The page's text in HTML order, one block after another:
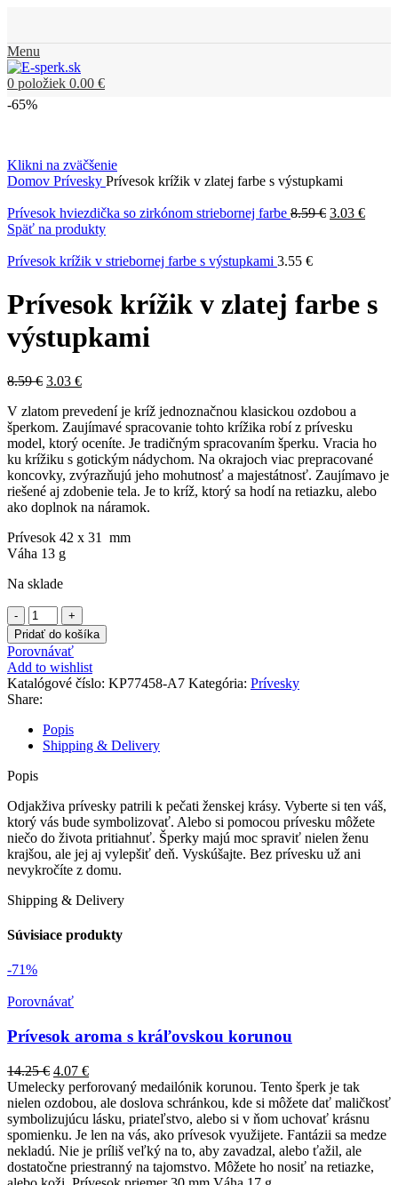
Menu
0 položiek 0.00 €
-65%
Klikni na zväčšenie
Domov Prívesky Prívesok krížik v zlatej farbe s výstupkami
Prívesok hviezdička so zirkónom striebornej farbe 8.59€ 3.03 €
Späť na produkty
Prívesok krížik v striebornej farbe s výstupkami 3.55 €
Prívesok krížik v zlatej farbe s
výstupkami
8.59€ 3.03 €
V zlatom prevedení je kríž jednoznačnou klasickou ozdobou a
šperkom. Zaujímavé spracovanie tohto krížika robí z prívesku
model, ktorý oceníte. Je tradičným spracovaním šperku. Vracia ho
ku krížiku s gotickým nádychom. Na okrajoch viac prepracované
koncovky, zvýrazňujú jeho mohutnosť a majestátnosť. Zaujímavo je
riešené aj zdobenie tela. Je to kríž, ktorý sa hodí na retiazku, alebo
ako doplnok na náramok.
Prívesok 42 x 31 mm
Váha 13 g
Na sklade
množstvo
Prívesok
krížik
v
zlatej
farbe
s
výstupkami
Pridať do košíka
Porovnávať
Add to wishlist
Katalógové číslo: KP77458-A7 Kategória: Prívesky
Share:
Popis
Shipping & Delivery
Popis
Odjakživa prívesky patrili k pečati ženskej krásy. Vyberte si ten váš,
ktorý vás bude symbolizovať. Alebo si pomocou prívesku môžete
niečo do života pritiahnuť. Šperky majú moc spraviť nielen ženu
krajšou, ale jej aj vylepšiť deň. Vyskúšajte. Bez prívesku už ani
nevykročíte z domu.
Shipping & Delivery
Súvisiace produkty
-71%
Porovnávať
Prívesok aroma s kráľovskou korunou
14.25€ 4.07 €
Umelecky perforovaný medailónik korunou. Tento šperk je tak
nielen ozdobou, ale doslova schránkou, kde si môžete dať maličkosť
symbolizujúcu lásku, priateľstvo, alebo si v ňom uchovať krásnu
spomienku. Je len na vás, ako prívesok využijete. Fantázii sa medze
nekladú. Nie je príliš veľký na to, aby zavadzal, alebo ťažil, ale
dostatočne priestranný na tajomstvo. Môžete ho nosiť na retiazke,